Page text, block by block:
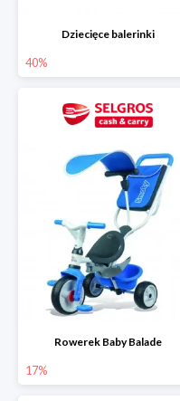
Dziecięce balerinki
40%
Rowerek Baby Balade
17%